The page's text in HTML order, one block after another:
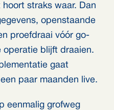
straks waar. Dan
openstaande
proefdraai vóór go-
operatie blijft draaien.
gaat
paar maanden live.
eenmalig grofweg